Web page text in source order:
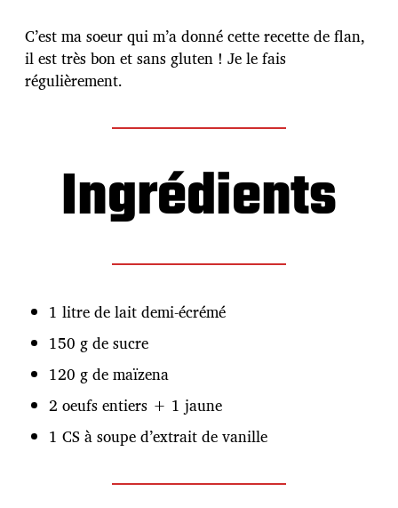
e
p
u
b
C’est ma soeur qui m’a donné cette recette de flan,
il est très bon et sans gluten ! Je le fais
régulièrement.
Ingrédients
1 litre de lait demi-écrémé
150 g de sucre
120 g de maïzena
2 oeufs entiers + 1 jaune
1 CS à soupe d’extrait de vanille